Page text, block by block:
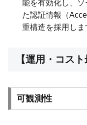
能を有効化し、
た認証情報（
重構造を採用しま
【運用・コスト
可観測性